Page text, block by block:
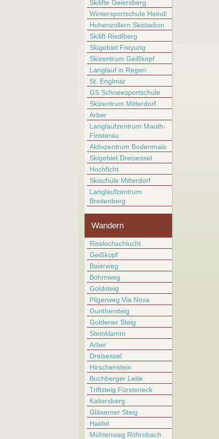
Skilifte Geiersberg
Wintersportschule Heindl
Hohenzollern Skistadion
Skilift Riedlberg
Skigebiet Freyung
Skizentrum Geißkopf
Langlauf in Regen
St. Englmar
GS Schneesportschule
Skizentrum Mitterdorf
Arber
Langlaufzentrum Mauth-
Finsterau
Aktivzentrum Bodenmais
Skigebiet Dreisessel
Hochficht
Skischule Mitterdorf
Langlaufzentrum
Breitenberg
Wandern
Risslochschlucht
Geißkopf
Baierweg
Böhmweg
Goldsteig
Pilgerweg Via Nova
Gunthersteig
Goldener Steig
Steinklamm
Arber
Dreisessel
Hirschenstein
Buchberger Leite
Triftsteig Fürsteneck
Kaitersberg
Gläserner Steig
Haidel
Mühlenweg Röhrnbach